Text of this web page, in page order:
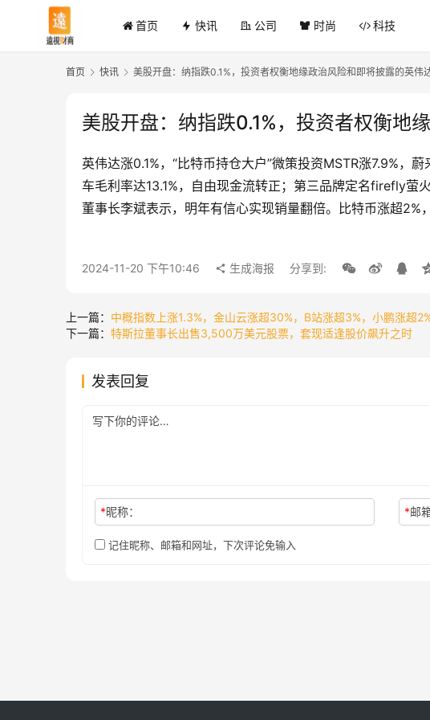
首页 快讯 公司 时尚 科技
首页 快讯 美股开盘：纳指跌0.1%，投资者权衡地缘政治风险和即将披露的英伟
美股开盘：纳指跌0.1%，投资者权衡地
英伟达涨0.1%，“比特币持仓大户”微策投资MSTR涨7.9%，
车毛利率达13.1%，自由现金流转正；第三品牌定名firefly萤
董事长李斌表示，明年有信心实现销量翻倍。比特币涨超2%
2024-11-20 下午10:46 生成海报 分享到:
上一篇： 中概指数上涨1.3%，金山云涨超30%，B站涨超3%，小鹏涨超
下一篇： 特斯拉董事长出售3,500万美元股票，套现适逢股价飙升之时
发表回复
*昵称： *邮
记住昵称、邮箱和网址，下次评论免输入